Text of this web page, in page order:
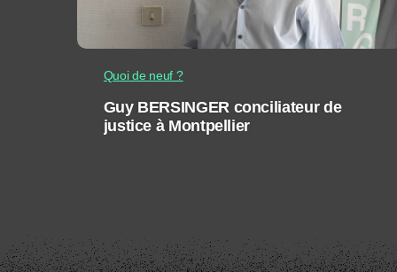
Quoi de neuf ?
Guy BERSINGER conciliateur de
justice à Montpellier